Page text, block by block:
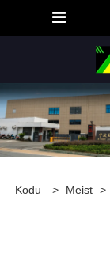
Kodu > Meist >